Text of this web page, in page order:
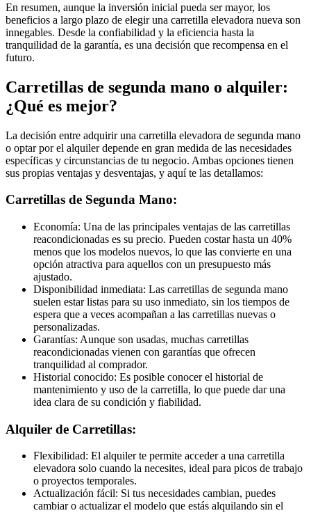
En resumen, aunque la inversión inicial pueda ser mayor, los
beneficios a largo plazo de elegir una carretilla elevadora nueva son
innegables. Desde la confiabilidad y la eficiencia hasta la
tranquilidad de la garantía, es una decisión que recompensa en el
futuro.
Carretillas de segunda mano o alquiler:
¿Qué es mejor?
La decisión entre adquirir una carretilla elevadora de segunda mano
o optar por el alquiler depende en gran medida de las necesidades
específicas y circunstancias de tu negocio. Ambas opciones tienen
sus propias ventajas y desventajas, y aquí te las detallamos:
Carretillas de Segunda Mano:
Economía: Una de las principales ventajas de las carretillas
reacondicionadas es su precio. Pueden costar hasta un 40%
menos que los modelos nuevos, lo que las convierte en una
opción atractiva para aquellos con un presupuesto más
ajustado.
Disponibilidad inmediata: Las carretillas de segunda mano
suelen estar listas para su uso inmediato, sin los tiempos de
espera que a veces acompañan a las carretillas nuevas o
personalizadas.
Garantías: Aunque son usadas, muchas carretillas
reacondicionadas vienen con garantías que ofrecen
tranquilidad al comprador.
Historial conocido: Es posible conocer el historial de
mantenimiento y uso de la carretilla, lo que puede dar una
idea clara de su condición y fiabilidad.
Alquiler de Carretillas:
Flexibilidad: El alquiler te permite acceder a una carretilla
elevadora solo cuando la necesites, ideal para picos de trabajo
o proyectos temporales.
Actualización fácil: Si tus necesidades cambian, puedes
cambiar o actualizar el modelo que estás alquilando sin el